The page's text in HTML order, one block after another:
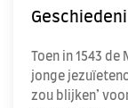
Toen in 1543 de
jonge
zou blijken’